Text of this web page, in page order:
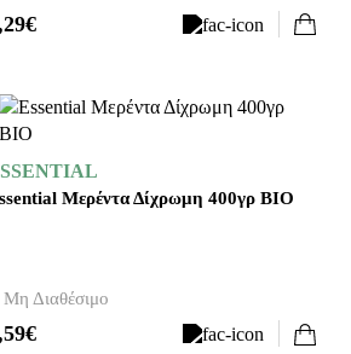
Μερέντα Δίχρωμη 400γρ ΒΙΟ
Μη Διαθέσιμο